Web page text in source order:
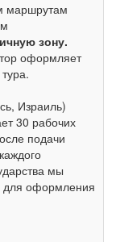
маршрутам
зону.
оформляет
Израиль)
30 рабочих
подачи
мы
для оформления